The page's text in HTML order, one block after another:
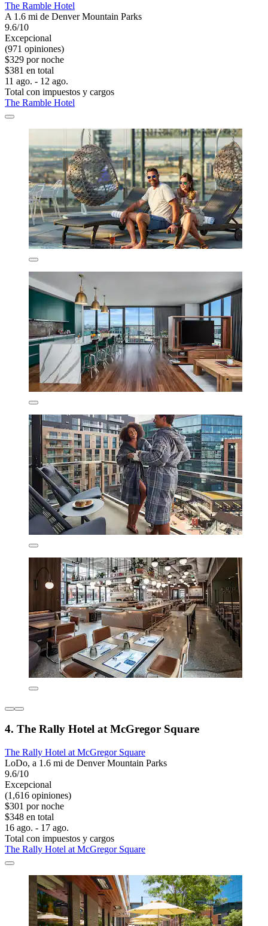
The Ramble Hotel
A 1.6 mi de Denver Mountain Parks
9.6/10
Excepcional
(971 opiniones)
$329 por noche
$381 en total
11 ago. - 12 ago.
Total con impuestos y cargos
The Ramble Hotel
4. The Rally Hotel at McGregor Square
The Rally Hotel at McGregor Square
LoDo, a 1.6 mi de Denver Mountain Parks
9.6/10
Excepcional
(1,616 opiniones)
$301 por noche
$348 en total
16 ago. - 17 ago.
Total con impuestos y cargos
The Rally Hotel at McGregor Square